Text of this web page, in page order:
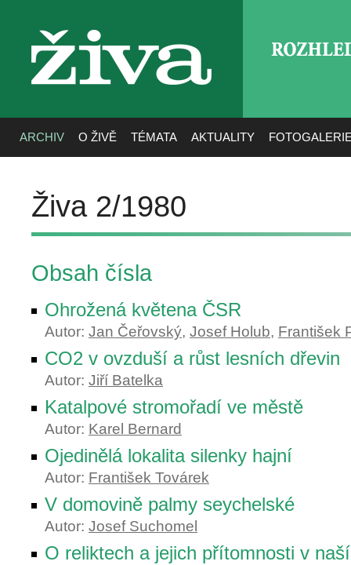
živa
ARCHIV O ŽIVĚ TÉMATA AKTUALITY
Živa 2/1980
Obsah čísla
Ohrožená květena ČSR
Autor: Jan Čeřovský, Josef Holub, František
CO2 v ovzduší a růst lesních dřevin
Autor: Jiří Batelka
Katalpové stromořadí ve městě
Autor: Karel Bernard
Ojedinělá lokalita silenky hajní
Autor: František Továrek
V domovině palmy seychelské
Autor: Josef Suchomel
O reliktech a jejich přítomnosti v